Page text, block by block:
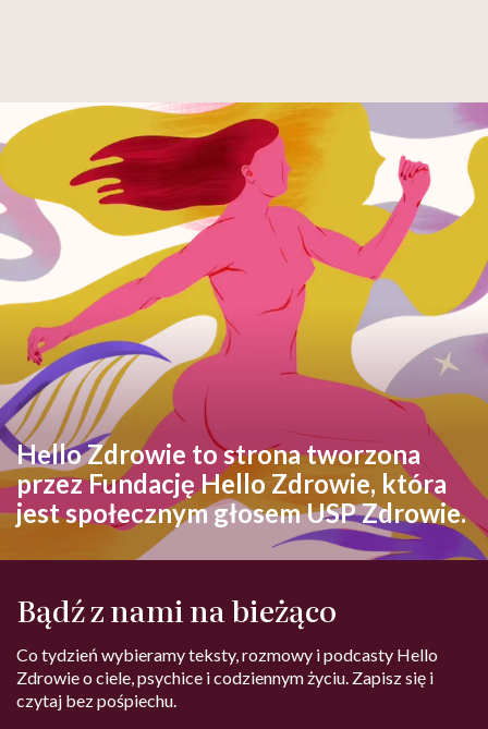
Hello Zdrowie to strona tworzona
przez Fundację Hello Zdrowie, która
jest społecznym głosem USP Zdrowie.
Bądź z nami na bieżąco
Co tydzień wybieramy teksty, rozmowy i podcasty Hello
Zdrowie o ciele, psychice i codziennym życiu. Zapisz się i
czytaj bez pośpiechu.